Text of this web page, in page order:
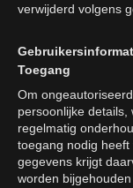
verwijderd volgens
Toegang
Om
persoonlijke
regelmatig
toegang nodig
gegevens krijgt
worden